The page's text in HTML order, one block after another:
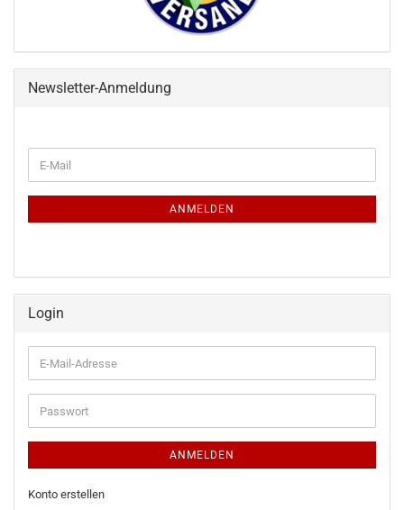
Newsletter-Anmeldung
ZUR
E-
Mail
ANMELDEN
Login
E-
Mail-
Adresse
Passwort
ANMELDEN
Konto erstellen